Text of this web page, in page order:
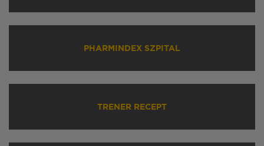
PHARMINDEX SZPITAL
TRENER RECEPT